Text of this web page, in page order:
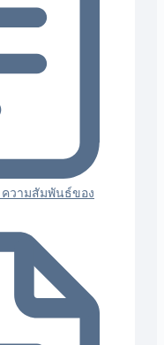
ความสัมพันธ์ของ